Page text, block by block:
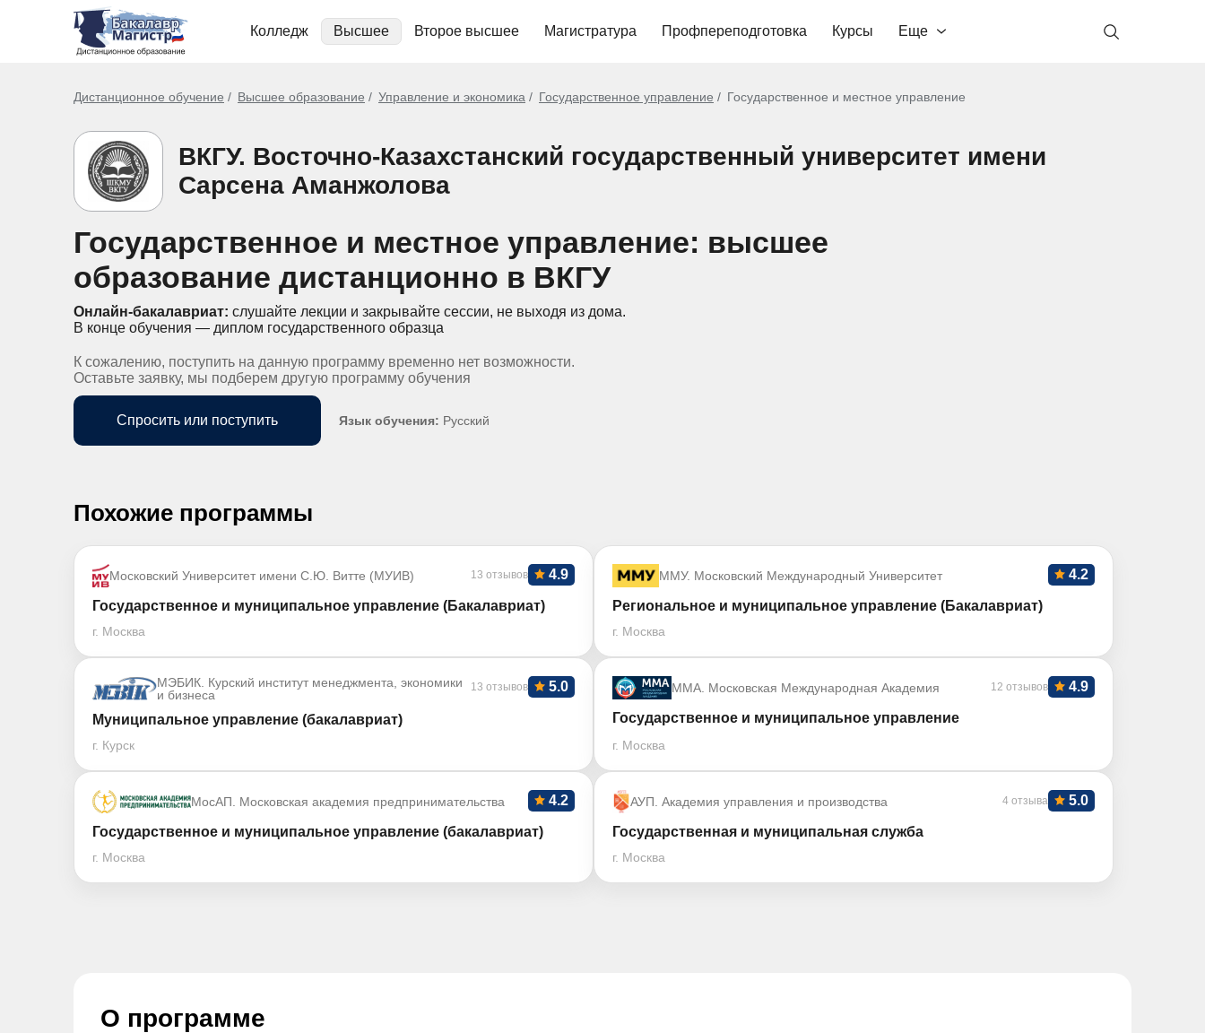
Колледж Высшее Второе высшее Магистратура Профпереподготовка Курсы Еще
Дистанционное обучение Высшее образование Управление и экономика Государственное управление Государственное и местное управление
ВКГУ. Восточно-Казахстанский государственный университет имени
Сарсена Аманжолова
Государственное и местное управление: высшее
образование дистанционно в ВКГУ
Онлайн-бакалавриат: слушайте лекции и закрывайте сессии, не выходя из дома.
В конце обучения — диплом государственного образца
К сожалению, поступить на данную программу временно нет возможности.
Оставьте заявку, мы подберем другую программу обучения
Спросить или поступить Язык обучения: Русский
Похожие программы
Московский Университет имени С.Ю. Витте (МУИВ) 13 отзывов 4.9
Государственное и муниципальное управление (Бакалавриат)
г. Москва
ММУ. Московский Международный Университет 4.2
Региональное и муниципальное управление (Бакалавриат)
г. Москва
МЭБИК. Курский институт менеджмента, экономики
и бизнеса
13 отзывов 5.0
Муниципальное управление (бакалавриат)
г. Курск
ММА. Московская Международная Академия 12 отзывов 4.9
Государственное и муниципальное управление
г. Москва
МосАП. Московская академия предпринимательства 4.2
Государственное и муниципальное управление (бакалавриат)
г. Москва
АУП. Академия управления и производства 4 отзыва 5.0
Государственная и муниципальная служба
г. Москва
О программе